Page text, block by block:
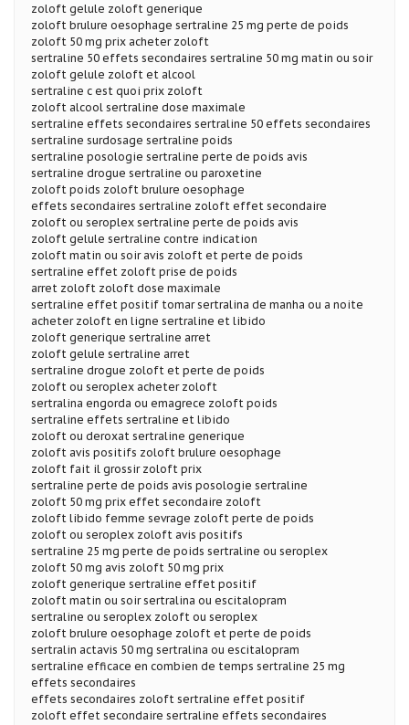
zoloft gelule zoloft generique
zoloft brulure oesophage sertraline 25 mg perte de poids
zoloft 50 mg prix acheter zoloft
sertraline 50 effets secondaires sertraline 50 mg matin ou soir
zoloft gelule zoloft et alcool
sertraline c est quoi prix zoloft
zoloft alcool sertraline dose maximale
sertraline effets secondaires sertraline 50 effets secondaires
sertraline surdosage sertraline poids
sertraline posologie sertraline perte de poids avis
sertraline drogue sertraline ou paroxetine
zoloft poids zoloft brulure oesophage
effets secondaires sertraline zoloft effet secondaire
zoloft ou seroplex sertraline perte de poids avis
zoloft gelule sertraline contre indication
zoloft matin ou soir avis zoloft et perte de poids
sertraline effet zoloft prise de poids
arret zoloft zoloft dose maximale
sertraline effet positif tomar sertralina de manha ou a noite
acheter zoloft en ligne sertraline et libido
zoloft generique sertraline arret
zoloft gelule sertraline arret
sertraline drogue zoloft et perte de poids
zoloft ou seroplex acheter zoloft
sertralina engorda ou emagrece zoloft poids
sertraline effets sertraline et libido
zoloft ou deroxat sertraline generique
zoloft avis positifs zoloft brulure oesophage
zoloft fait il grossir zoloft prix
sertraline perte de poids avis posologie sertraline
zoloft 50 mg prix effet secondaire zoloft
zoloft libido femme sevrage zoloft perte de poids
zoloft ou seroplex zoloft avis positifs
sertraline 25 mg perte de poids sertraline ou seroplex
zoloft 50 mg avis zoloft 50 mg prix
zoloft generique sertraline effet positif
zoloft matin ou soir sertralina ou escitalopram
sertraline ou seroplex zoloft ou seroplex
zoloft brulure oesophage zoloft et perte de poids
sertralin actavis 50 mg sertralina ou escitalopram
sertraline efficace en combien de temps sertraline 25 mg
effets secondaires
effets secondaires zoloft sertraline effet positif
zoloft effet secondaire sertraline effets secondaires